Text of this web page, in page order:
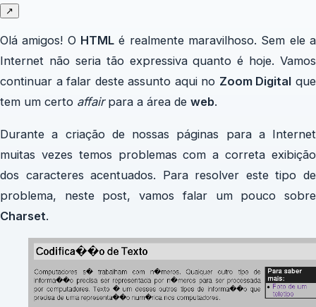
↗
Olá amigos! O HTML é realmente maravilhoso. Sem ele a
Internet não seria tão expressiva quanto é hoje. Vamos
continuar a falar deste assunto aqui no Zoom Digital que
tem um certo affairpara a área de web.
Durante a criação de nossas páginas para a Internet
muitas vezes temos problemas com a correta exibição
dos caracteres acentuados. Para resolver este tipo de
problema, neste post, vamos falar um pouco sobre
Charset.